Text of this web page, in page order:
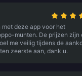
deze app voor het
munten. De prijzen zijn
me veilig tijdens de
zeerste aan, dank u.